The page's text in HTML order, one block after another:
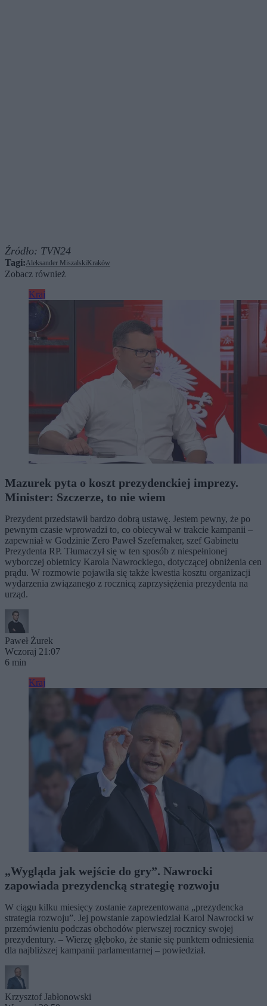
Źródło: TVN24
Tagi:Aleksander Miszalski Kraków
Zobacz również
Kraj
Mazurek pyta o koszt prezydenckiej imprezy.
Minister: Szczerze, to nie wiem
Prezydent przedstawił bardzo dobrą ustawę. Jestem pewny, że po
pewnym czasie wprowadzi to, co obiecywał w trakcie kampanii –
zapewniał w Godzinie Zero Paweł Szefernaker, szef Gabinetu
Prezydenta RP. Tłumaczył się w ten sposób z niespełnionej
wyborczej obietnicy Karola Nawrockiego, dotyczącej obniżenia cen
prądu. W rozmowie pojawiła się także kwestia kosztu organizacji
wydarzenia związanego z rocznicą zaprzysiężenia prezydenta na
urząd.
Paweł Żurek
Wczoraj 21:07
6 min
Kraj
„Wygląda jak wejście do gry”. Nawrocki
zapowiada prezydencką strategię rozwoju
W ciągu kilku miesięcy zostanie zaprezentowana „prezydencka
strategia rozwoju”. Jej powstanie zapowiedział Karol Nawrocki w
przemówieniu podczas obchodów pierwszej rocznicy swojej
prezydentury. – Wierzę głęboko, że stanie się punktem odniesienia
dla najbliższej kampanii parlamentarnej – powiedział.
Krzysztof Jabłonowski